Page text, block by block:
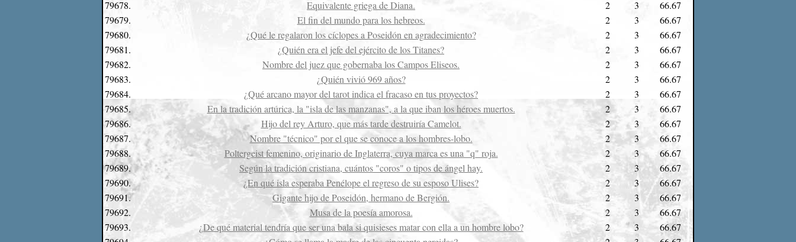
79678.
Equivalente griega de Diana. 2 3
66.67
79679.
El fin del mundo para los hebreos. 2 3
66.67
79680.
¿Qué le regalaron los cíclopes a Poseidón en agradecimiento? 2 3
66.67
79681.
¿Quién era el jefe del ejército de los Titanes? 2 3
66.67
79682.
Nombre del juez que gobernaba los Campos Eliseos. 2 3
66.67
79683.
¿Quién vivió 969 años? 2 3
66.67
79684.
¿Qué arcano mayor del tarot indica el fracaso en tus proyectos? 2 3
66.67
79685.
En la tradición artúrica, la "isla de las manzanas", a la que iban los héroes muertos. 2 3
66.67
79686.
Hijo del rey Arturo, que más tarde destruiría Camelot. 2 3
66.67
79687.
Nombre "técnico" por el que se conoce a los hombres-lobo. 2 3
66.67
79688.
Poltergeist femenino, originario de Inglaterra, cuya marca es una "q" roja. 2 3
66.67
79689.
Según la tradición cristiana, cuántos "coros" o tipos de ángel hay. 2 3
66.67
79690.
¿En qué isla esperaba Penélope el regreso de su esposo Ulises? 2 3
66.67
79691.
Gigante hijo de Poseidón, hermano de Bergión. 2 3
66.67
79692.
Musa de la poesía amorosa. 2 3
66.67
79693.
¿De qué material tendría que ser una bala si quisieses matar con ella a un hombre lobo? 2 3
66.67